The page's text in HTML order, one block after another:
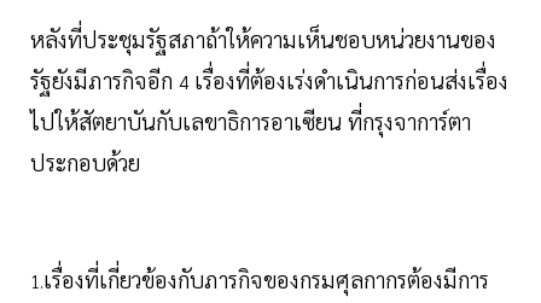
หลังที่ประชุมรัฐสภาถ้าให้ความเห็นชอบหน่วยงานของ
รัฐยังมีภารกิจอีก 4 เรื่องที่ต้องเร่งดำเนินการก่อนส่งเรื่อง
ไปให้สัตยาบันกับเลขาธิการอาเซียน ที่กรุงจาการ์ตา
ประกอบด้วย
1. เรื่องที่เกี่ยวข้องกับภารกิจของกรมศุลกากรต้องมีการ